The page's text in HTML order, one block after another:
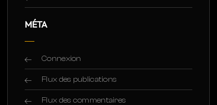
MÉTA
Connexion
Flux des publications
Flux des commentaires